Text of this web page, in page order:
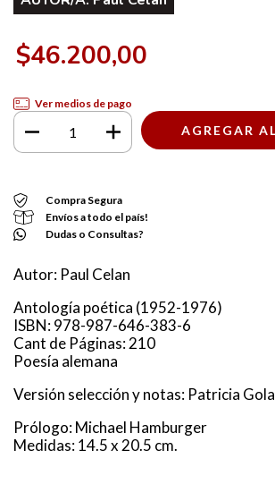
$46.200,00
Ver medios de pago
Compra Segura
Envíos a todo el país!
Dudas o Consultas?
Autor: Paul Celan
Antología poética (1952-1976)
ISBN: 978-987-646-383-6
Cant de Páginas: 210
Poesía alemana
Versión selección y notas: Patricia Gola
Prólogo: Michael Hamburger
Medidas: 14.5 x 20.5 cm.